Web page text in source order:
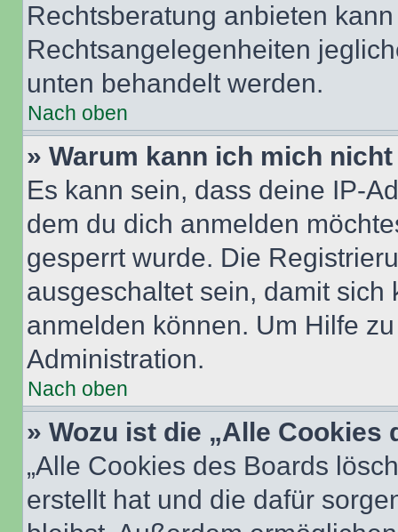
Rechtsberatung anbieten
Rechtsangelegenheiten
unten behandelt werden.
Nach oben
» Warum kann ich mich
Es kann sein, dass deine IP-
dem du dich anmelden
gesperrt wurde. Die
ausgeschaltet sein, damit
anmelden können. Um Hilfe
Administration.
Nach oben
» Wozu ist die „Alle
„Alle Cookies des Boards
erstellt hat und die dafür